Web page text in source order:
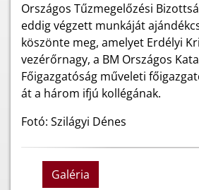
Országos Tűzmegelőzési
eddig végzett munkáját
köszönte meg, amelyet Erdélyi
vezérőrnagy, a BM Országos
Főigazgatóság műveleti
át a három ifjú kollégának.
Fotó: Szilágyi Dénes
Galéria